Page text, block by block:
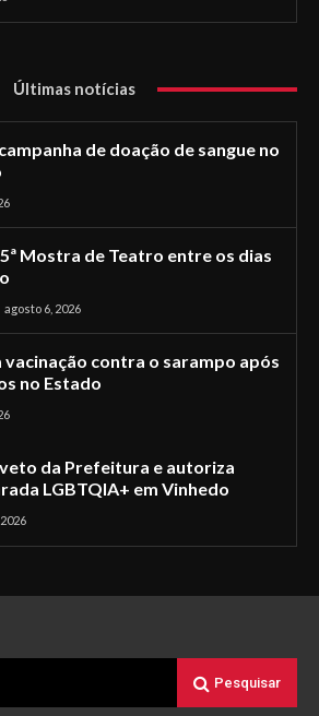
Últimas notícias
de doação de sangue no
Mostra de Teatro entre os dias
agosto 6, 2026
contra o sarampo após
no Estado
da Prefeitura e autoriza
LGBTQIA+ em Vinhedo
Pesquisar